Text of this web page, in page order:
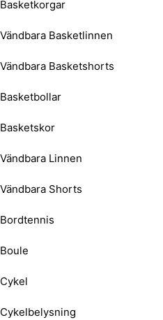
Basketkorgar
Vändbara Basketlinnen
Vändbara Basketshorts
Basketbollar
Basketskor
Vändbara Linnen
Vändbara Shorts
Bordtennis
Boule
Cykel
Cykelbelysning